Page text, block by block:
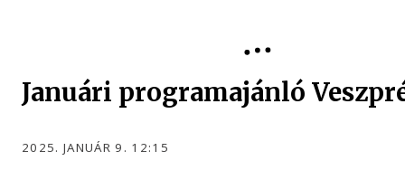
Januári programajánló
2025. JANUÁR 9. 12:15